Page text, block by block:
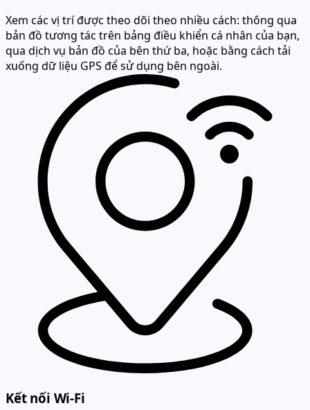
Xem các vị trí được theo dõi theo nhiều cách: thông qua
bản đồ tương tác trên bảng điều khiển cá nhân của bạn,
qua dịch vụ bản đồ của bên thứ ba, hoặc bằng cách tải
xuống dữ liệu GPS để sử dụng bên ngoài.
Kết nối Wi-Fi